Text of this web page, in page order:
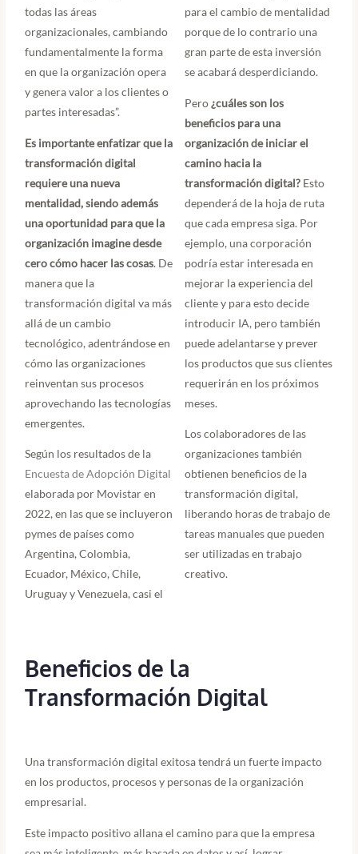
todas las áreas
organizacionales, cambiando
fundamentalmente la forma
en que la organización opera
y genera valor a los clientes o
partes interesadas”.
Es importante enfatizar que la
transformación digital
requiere una nueva
mentalidad, siendo además
una oportunidad para que la
organización imagine desde
cero cómo hacer las cosas. De
manera que la
transformación digital va más
allá de un cambio
tecnológico, adentrándose en
cómo las organizaciones
reinventan sus procesos
aprovechando las tecnologías
emergentes.
Según los resultados de la
Encuesta de Adopción Digital
elaborada por Movistar en
2022, en las que se incluyeron
pymes de países como
Argentina, Colombia,
Ecuador, México, Chile,
Uruguay y Venezuela, casi el
para el cambio de mentalidad
porque de lo contrario una
gran parte de esta inversión
se acabará desperdiciando.
Pero¿cuáles son los
beneficios para una
organización de iniciar el
camino hacia la
transformación digital? Esto
dependerá de la hoja de ruta
que cada empresa siga. Por
ejemplo, una corporación
podría estar interesada en
mejorar la experiencia del
cliente y para esto decide
introducir IA, pero también
puede adelantarse y prever
los productos que sus clientes
requerirán en los próximos
meses.
Los colaboradores de las
organizaciones también
obtienen beneficios de la
transformación digital,
liberando horas de trabajo de
tareas manuales que pueden
ser utilizadas en trabajo
creativo.
Beneficios de la
Transformación Digital
Una transformación digital exitosa tendrá un fuerte impacto
en los productos, procesos y personas de la organización
empresarial.
Este impacto positivo allana el camino para que la empresa